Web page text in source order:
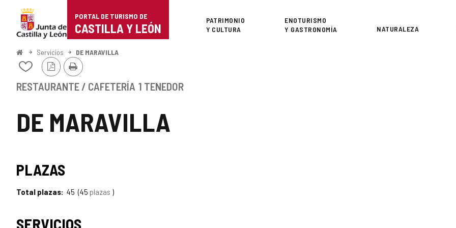
Portal
de
Turismo
Castilla
León
PORTAL DE TURISMO DE
CASTILLA Y LEÓN
Superior
PATRIMONIO
Y CULTURA
ENOTURISMO
Y GASTRONOMÍA
NATURALEZA
InicioServicios DE MARAVILLA
DE MARAVILLA
Añadir/quitar
mis
Versión
PDF
Imprimir
RESTAURANTE / CAFETERÍA 1 TENEDOR
PLAZAS
Total plazas 45 45 plazas
SERVICIOS